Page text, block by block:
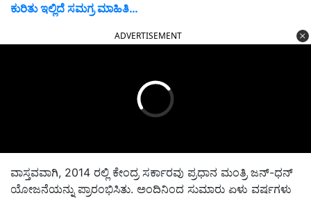
ಕುರಿತು ಇಲ್ಲಿದೆ ಸಮಗ್ರ ಮಾಹಿತಿ…
ADVERTISEMENT
ವಾಸ್ತವವಾಗಿ, 2014 ರಲ್ಲಿ ಕೇಂದ್ರ ಸರ್ಕಾರವು ಪ್ರಧಾನ ಮಂತ್ರಿ ಜನ್-ಧನ್
ಯೋಜನೆಯನ್ನು ಪ್ರಾರಂಭಿಸಿತು. ಅಂದಿನಿಂದ ಸುಮಾರು ಏಳು ವರ್ಷಗಳು